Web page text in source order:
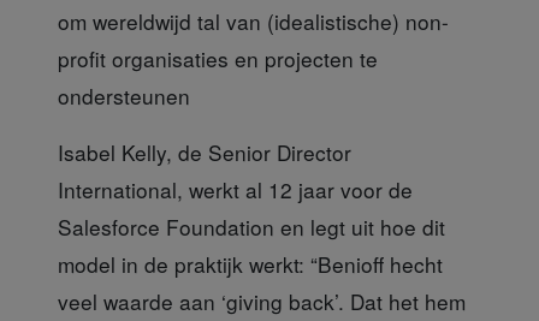
om wereldwijd tal van (idealistische) non-
profit organisaties en projecten te
ondersteunen
Isabel Kelly, de Senior Director
International, werkt al 12 jaar voor de
Salesforce Foundation en legt uit hoe dit
model in de praktijk werkt: “Benioff hecht
veel waarde aan ‘giving back’. Dat het hem